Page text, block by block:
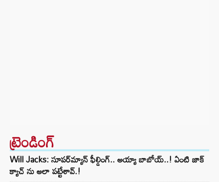
ట్రెండింగ్‌
Will Jacks: సూపర్‌మ్యాన్ ఫీల్డింగ్.. అయ్యా బాబోయ్..! ఏంటి జాక్
క్యాచ్ ను అలా పట్టేశావ్.!